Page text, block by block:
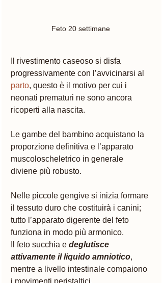
Feto 20 settimane
Il rivestimento caseoso si disfa
progressivamente con l’avvicinarsi al
parto, questo è il motivo per cui i
neonati prematuri ne sono ancora
ricoperti alla nascita.
Le gambe del bambino acquistano la
proporzione definitiva e l’apparato
muscoloscheletrico in generale
diviene più robusto.
Nelle piccole gengive si inizia formare
il tessuto duro che costituirà i canini;
tutto l’apparato digerente del feto
funziona in modo più armonico.
Il feto succhia e deglutisce
attivamente il liquido amniotico,
mentre a livello intestinale compaiono
i movimenti peristaltici.